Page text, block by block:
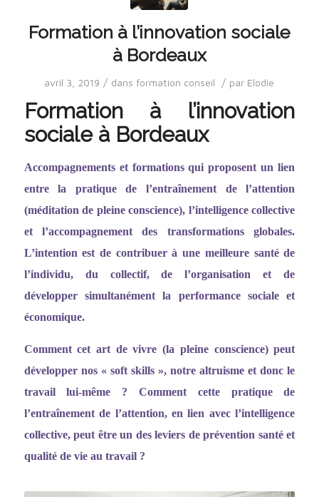
Formation à l’innovation sociale
à Bordeaux
avril 3, 2019 / dans formation conseil / par Elodie
Formation à l’innovation
sociale à Bordeaux
Accompagnements et formations qui proposent un lien
entre la pratique de l’entraînement de l’attention
(méditation de pleine conscience), l’intelligence collective
et l’accompagnement des transformations globales.
L’intention est de contribuer à une meilleure santé de
l’individu, du collectif, de l’organisation et de
développer simultanément la performance sociale et
économique.
Comment cet art de vivre (la pleine conscience) peut
développer nos « soft skills», notre altruisme et donc le
travail lui-même ? Comment cette pratique de
l’entraînement de l’attention, en lien avec l’intelligence
collective, peut être un des leviers de prévention santé et
qualité de vie au travail ?